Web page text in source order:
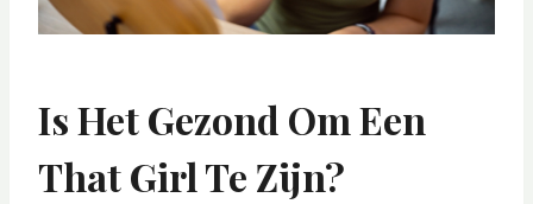
Is Het Gezond Om Een ​​
That Girl Te Zijn?